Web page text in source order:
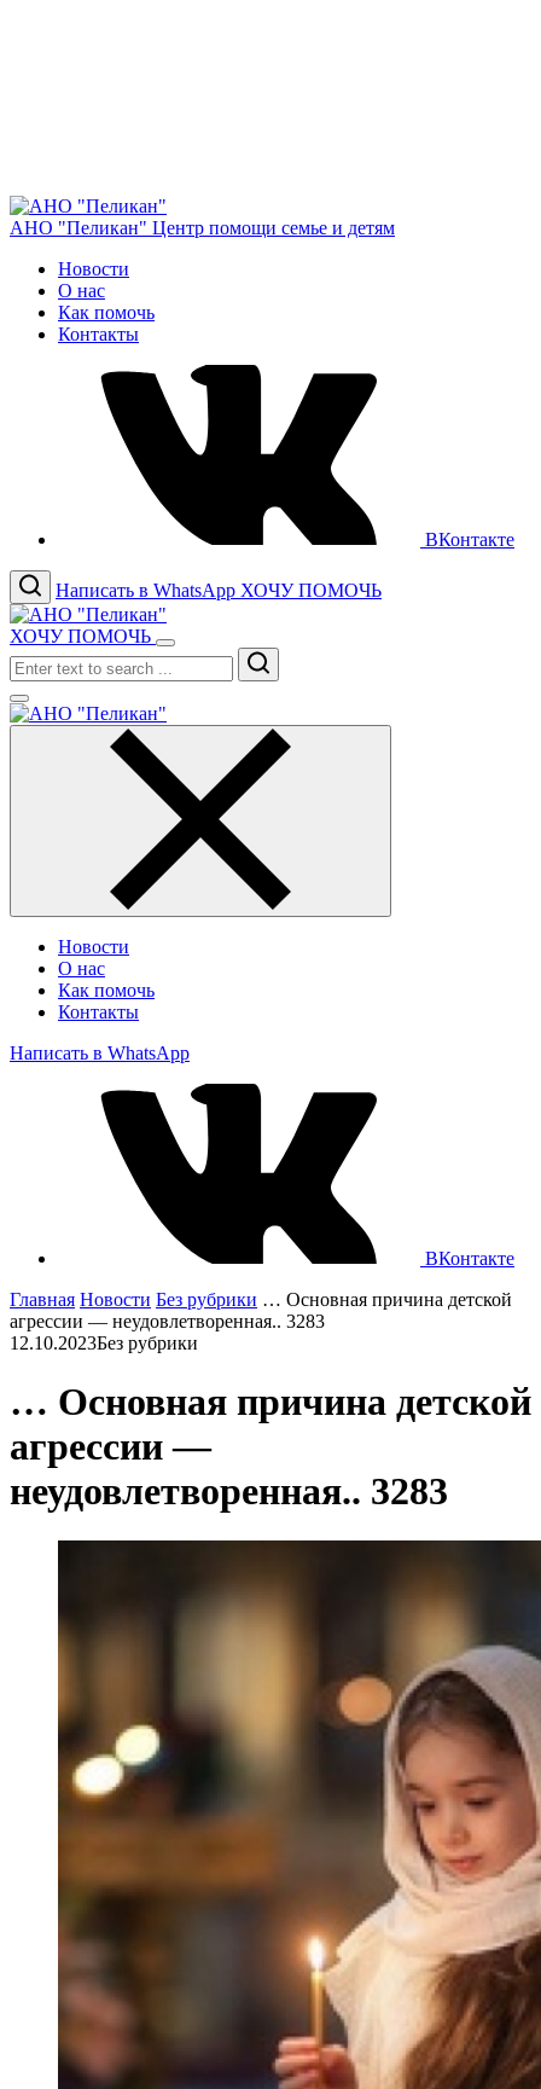
АНО "Пеликан" Центр помощи семье и детям
Новости
О нас
Как помочь
Контакты
ВКонтакте
Написать в WhatsApp ХОЧУ ПОМОЧЬ
ХОЧУ ПОМОЧЬ
Search
Новости
О нас
Как помочь
Контакты
Написать в WhatsApp
ВКонтакте
Главная Новости Без рубрики … Основная причина детской
агрессии — неудовлетворенная.. 3283
12.10.2023Без рубрики
… Основная причина детской
агрессии —
неудовлетворенная.. 3283